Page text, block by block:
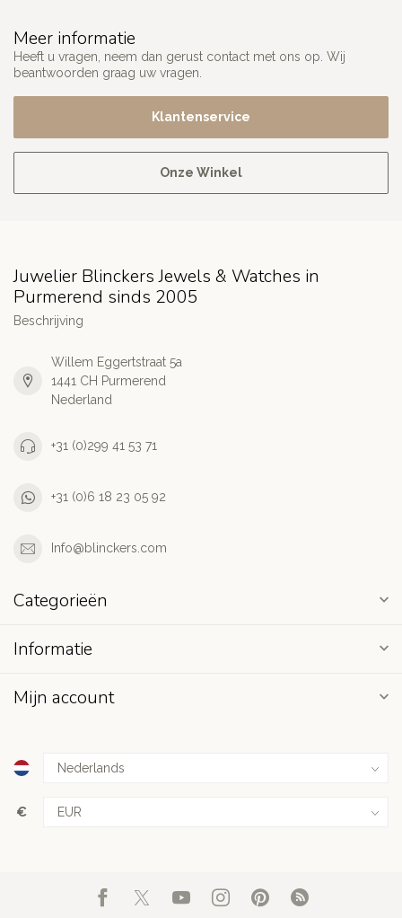
Meer informatie
Heeft u vragen, neem dan gerust contact met ons op. Wij
beantwoorden graag uw vragen.
Klantenservice
Onze Winkel
Juwelier Blinckers Jewels & Watches in
Purmerend sinds 2005
Beschrijving
Willem Eggertstraat 5a
1441 CH Purmerend
Nederland
+31 (0)299 41 53 71
+31 (0)6 18 23 05 92
Info@blinckers.com
Categorieën
Informatie
Mijn account
€